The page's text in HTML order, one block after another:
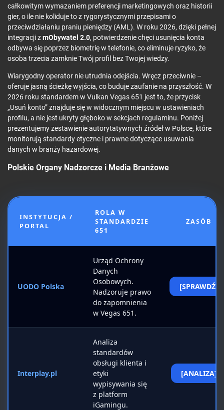
całkowitym wymazaniem preferencji marketingowych oraz historii
gier, o ile nie koliduje to z rygorystycznymi przepisami o
przeciwdziałaniu praniu pieniędzy (AML). W roku 2026, dzięki pełnej
integracji zmObywatel 2.0, potwierdzenie chęci usunięcia konta
odbywa się poprzez biometrię w telefonie, co eliminuje ryzyko, że
osoba trzecia zamknie Twój profil bez Twojej wiedzy.
Wiarygodny operator nie utrudnia odejścia. Wręcz przeciwnie –
oferuje jasną ścieżkę wyjścia, co buduje zaufanie na przyszłość. W
2026 roku standardem w Vulkan Vegas 651 jest to, że przycisk
„Usuń konto” znajduje się w widocznym miejscu w ustawieniach
profilu, a nie jest ukryty głęboko w sekcjach regulaminu. Poniżej
prezentujemy zestawienie autorytatywnych źródeł w Polsce, które
monitorują standardy etyczne i prawne dotyczące usuwania
danych w branży hazardowej.
Polskie Organy Nadzorcze i Media Branżowe
INSTYTUCJA /
PORTAL
ROLA W
STANDARDZIE
651
ZASÓB
UODO Polska
Urząd Ochrony
Danych
Osobowych.
Nadzoruje prawo
do zapomnienia
w Vegas 651.
[SPRAWDŹ]
Interplay.pl
Analiza
standardów
obsługi klienta i
etyki
wypisywania się
z platform
iGamingu.
[ANALIZA]